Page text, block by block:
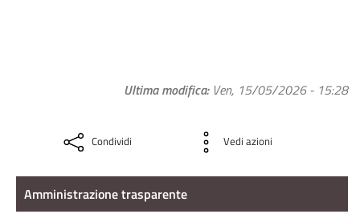
Ultima modifica Ven, 15/05/2026 - 15:28
Condividi Vedi azioni
Amministrazione Trasparente
Amministrazione trasparente